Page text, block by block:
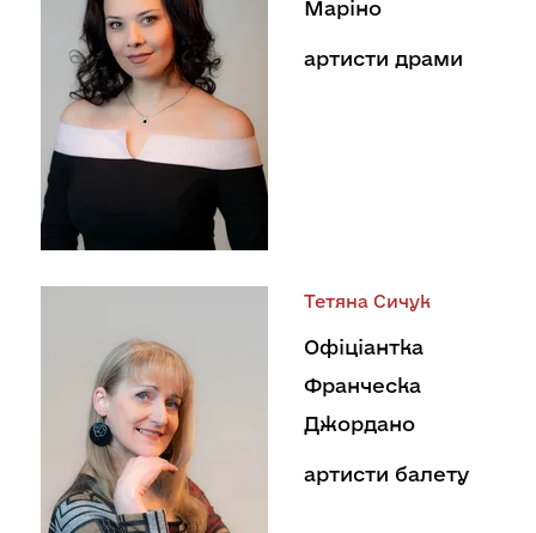
Маріно
артисти драми
Тетяна Сичук
Офіціантка
Франческа
Джордано
артисти балету